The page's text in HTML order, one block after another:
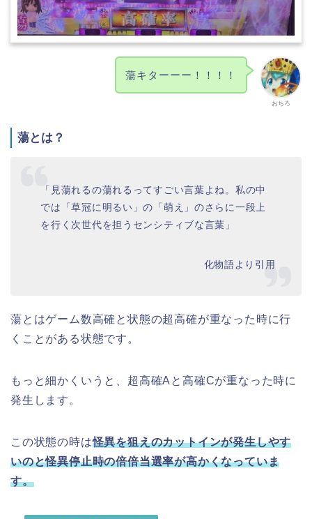
おちろ
蕩キターーー！！！！
蕩とは？
「見蕩れるの蕩れるってすごい言葉よね。私の中
では「草冠に明るい」の「萌え」のさらに一段上
を行く次世代を担うセンシティブな言葉」
化物語より引用
蕩とはゲーム数高確と状態の超高確が重なった時に行
くことがある状態です。
もっと細かくいうと、超高確Aと高確Cが重なった時に
発生します。
この状態の時は怪異を狙えのカットインが発生しやす
いのと怪異停止時の倍倍当選率が高かくなっていま
す。